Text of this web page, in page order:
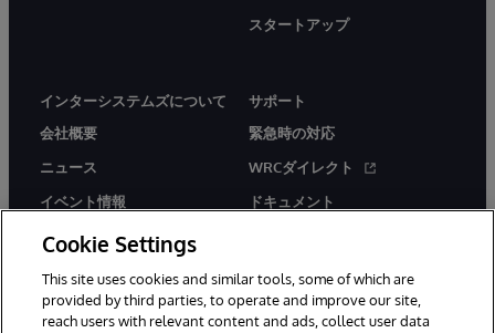
スタートアップ
インターシステムズについて
会社概要
ニュース
イベント情報
採用情報
サポート
緊急時の対応
WRCダイレクト
ドキュメント
Cookie Settings
This site uses cookies and similar tools, some of which are
provided by third parties, to operate and improve our site,
reach users with relevant content and ads, collect user data